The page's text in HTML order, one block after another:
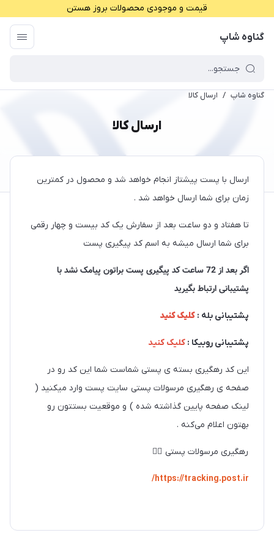
قیمت و موجودی محصولات بروز هستن
گناوه شاپ
گناوه شاپ / ارسال کالا
ارسال کالا
ارسال با پست پیشتاز انجام خواهد شد و محصول در کمترین
زمان برای شما ارسال خواهد شد .
تا هفتاد و دو ساعت بعد از سفارش یک کد بیست و چهار رقمی
برای شما ارسال میشه به اسم کد پیگیری پست
اگر بعد از 72 ساعت کد پیگیری پست براتون پیامک نشد با
پشتیبانی ارتباط بگیرید
پشتیبانی بله : کلیک کنید
پشتیبانی روبیکا : کلیک کنید
این کد رهگیری بسته ی پستی شماست شما این کد رو در
صفحه ی رهگیری مرسولات پستی سایت پست وارد میکنید (
لینک صفحه پایین گذاشته شده ) و موقعیت بستتون رو
بهتون اعلام می‌کنه .
رهگیری مرسولات پستی 👇🏻
https://tracking.post.ir/